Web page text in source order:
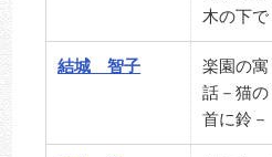
木の下で
結城 智子
楽園の寓
話－猫の
首に鈴－